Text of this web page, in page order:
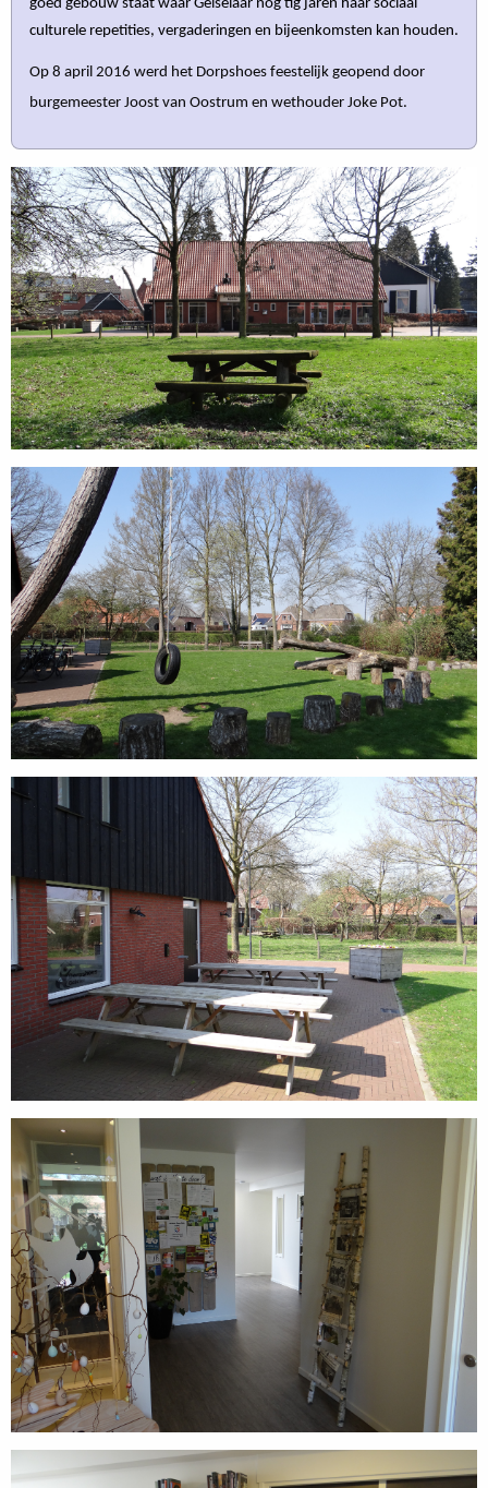
goed gebouw staat waar Gelselaar nog tig jaren haar sociaal
culturele repetities, vergaderingen en bijeenkomsten kan houden.
Op 8 april 2016 werd het Dorpshoes feestelijk geopend door
burgemeester Joost van Oostrum en wethouder Joke Pot.